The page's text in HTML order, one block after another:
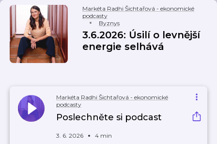
Markéta Radhi Šichtařová - ekonomické
podcasty
Byznys
3.6.2026: Úsilí o levnější
energie selhává
Markéta Radhi Šichtařová - ekonomické
podcasty
Poslechněte si podcast
3. 6. 2026 4 min